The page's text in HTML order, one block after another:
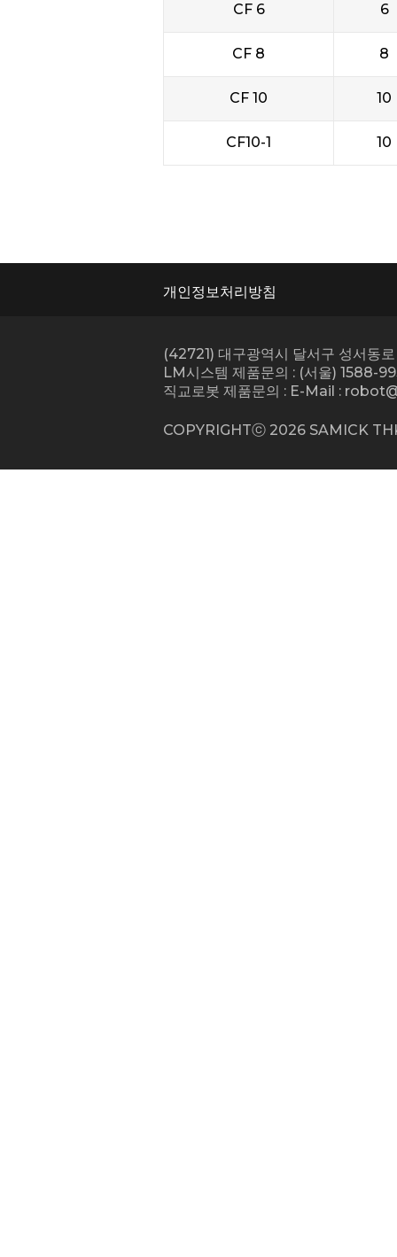
CF 6 6
CF 8 8
CF 10 10
CF10-1 10
개인정보처리방침
(42721) 대구광역시 달서구 성서동
LM시스템 제품문의 : (서울) 1588-
직교로봇 제품문의 : E-Mail :
COPYRIGHTⓒ 2026 SAMICK